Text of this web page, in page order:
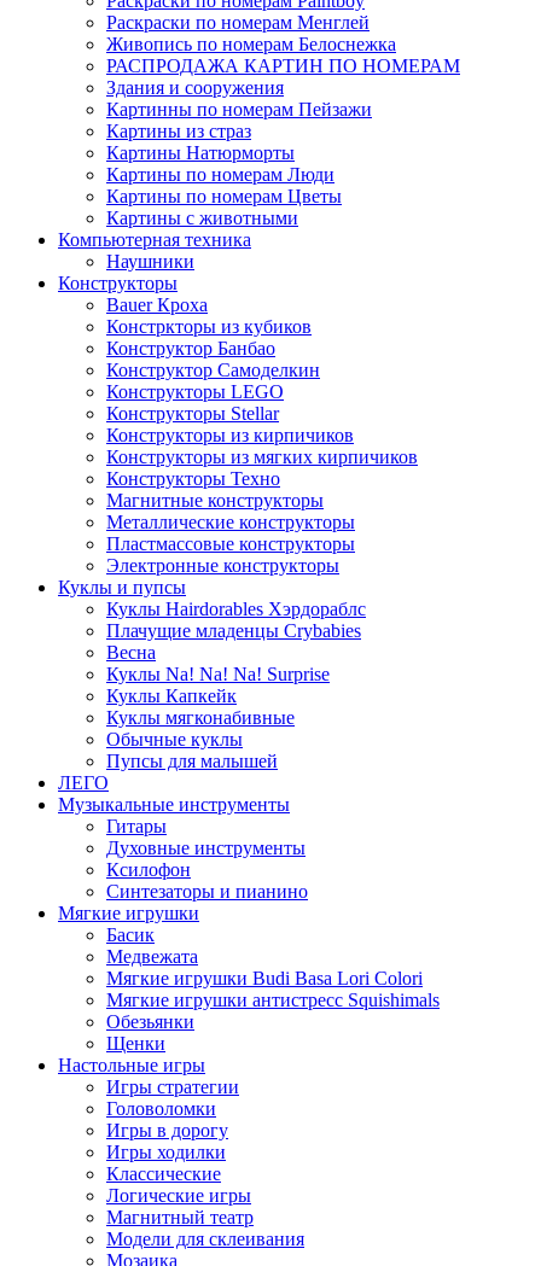
Раскраски по номерам Менглей
Живопись по номерам Белоснежка
РАСПРОДАЖА КАРТИН ПО НОМЕРАМ
Здания и сооружения
Картинны по номерам Пейзажи
Картины из страз
Картины Натюрморты
Картины по номерам Люди
Картины по номерам Цветы
Картины с животными
Компьютерная техника
Наушники
Конструкторы
Bauer Кроха
Констркторы из кубиков
Конструктор Банбао
Конструктор Самоделкин
Конструкторы LEGO
Конструкторы Stellar
Конструкторы из кирпичиков
Конструкторы из мягких кирпичиков
Конструкторы Техно
Магнитные конструкторы
Металлические конструкторы
Пластмассовые конструкторы
Электронные конструкторы
Куклы и пупсы
Куклы Hairdorables Хэрдораблс
Плачущие младенцы Crybabies
Весна
Куклы Na! Na! Na! Surprise
Куклы Капкейк
Куклы мягконабивные
Обычные куклы
Пупсы для малышей
ЛЕГО
Музыкальные инструменты
Гитары
Духовные инструменты
Ксилофон
Синтезаторы и пианино
Мягкие игрушки
Басик
Медвежата
Мягкие игрушки Budi Basa Lori Colori
Мягкие игрушки антистресс Squishimals
Обезьянки
Щенки
Настольные игры
Игры стратегии
Головоломки
Игры в дорогу
Игры ходилки
Классические
Логические игры
Магнитный театр
Модели для склеивания
Мозаика